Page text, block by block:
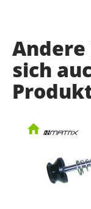
Andere
sich